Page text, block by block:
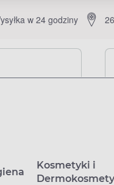
w 24 godziny
Kosmetyki i